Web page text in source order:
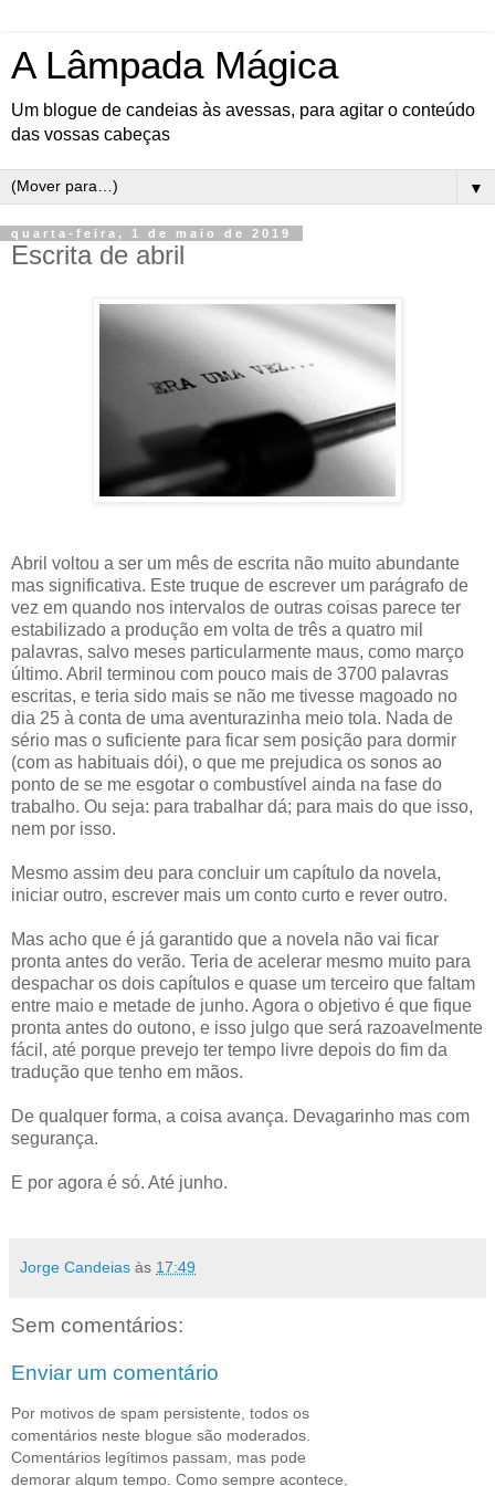
A Lâmpada Mágica
Um blogue de candeias às avessas, para agitar o conteúdo
das vossas cabeças
▼
quarta-feira, 1 de maio de 2019
Escrita de abril
Abril voltou a ser um mês de escrita não muito abundante
mas significativa. Este truque de escrever um parágrafo de
vez em quando nos intervalos de outras coisas parece ter
estabilizado a produção em volta de três a quatro mil
palavras, salvo meses particularmente maus, como março
último. Abril terminou com pouco mais de 3700 palavras
escritas, e teria sido mais se não me tivesse magoado no
dia 25 à conta de uma aventurazinha meio tola. Nada de
sério mas o suficiente para ficar sem posição para dormir
(com as habituais dói), o que me prejudica os sonos ao
ponto de se me esgotar o combustível ainda na fase do
trabalho. Ou seja: para trabalhar dá; para mais do que isso,
nem por isso.
Mesmo assim deu para concluir um capítulo da novela,
iniciar outro, escrever mais um conto curto e rever outro.
Mas acho que é já garantido que a novela não vai ficar
pronta antes do verão. Teria de acelerar mesmo muito para
despachar os dois capítulos e quase um terceiro que faltam
entre maio e metade de junho. Agora o objetivo é que fique
pronta antes do outono, e isso julgo que será razoavelmente
fácil, até porque prevejo ter tempo livre depois do fim da
tradução que tenho em mãos.
De qualquer forma, a coisa avança. Devagarinho mas com
segurança.
E por agora é só. Até junho.
Jorge Candeias às 17:49
Sem comentários:
Enviar um comentário
Por motivos de spam persistente, todos os
comentários neste blogue são moderados.
Comentários legítimos passam, mas pode
demorar algum tempo. Como sempre acontece,